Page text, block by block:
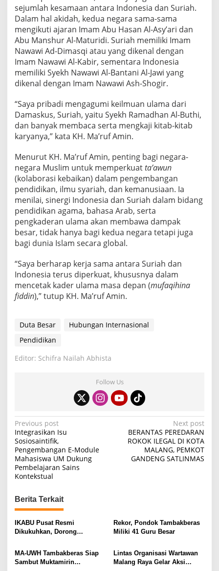
sejumlah kesamaan antara Indonesia dan Suriah.
Dalam hal akidah, kedua negara sama-sama
mengikuti ajaran Imam Abu Hasan Al-Asy’ari dan
Abu Manshur Al-Maturidi. Suriah memiliki Imam
Nawawi Ad-Dimasqi atau yang dikenal dengan
Imam Nawawi Al-Kabir, sementara Indonesia
memiliki Syekh Nawawi Al-Bantani Al-Jawi yang
dikenal dengan Imam Nawawi Ash-Shogir.
“Saya pribadi mengagumi keilmuan ulama dari
Damaskus, Suriah, yaitu Syekh Ramadhan Al-Buthi,
dan banyak membaca serta mengkaji kitab-kitab
karyanya,” kata KH. Ma’ruf Amin.
Menurut KH. Ma’ruf Amin, penting bagi negara-
negara Muslim untuk memperkuatta’awun
(kolaborasi kebaikan) dalam pengembangan
pendidikan, ilmu syariah, dan kemanusiaan. Ia
menilai, sinergi Indonesia dan Suriah dalam bidang
pendidikan agama, bahasa Arab, serta
pengkaderan ulama akan membawa dampak
besar, tidak hanya bagi kedua negara tetapi juga
bagi dunia Islam secara global.
“Saya berharap kerja sama antara Suriah dan
Indonesia terus diperkuat, khususnya dalam
mencetak kader ulama masa depan (mufaqihina
fiddin),” tutup KH. Ma’ruf Amin.
Duta Besar
Hubungan Internasional
Pendidikan
Editor: Schifra Nailah Abhista
Follow Us
P
o
s
t
n
a
v
i
g
a
t
Previous post
Integrasikan Isu
Sosiosaintifik,
Pengembangan E-Module
Mahasiswa UM Dukung
Pembelajaran Sains
Kontekstual
Next post
BERANTAS PEREDARAN
ROKOK ILEGAL DI KOTA
MALANG, PEMKOT
GANDENG SATLINMAS
Berita Terkait
IKABU Pusat Resmi
Dikukuhkan, Dorong
Alumni
Rekor, Pondok Tambakberas
Miliki 41 Guru Besar
MA-UWH Tambakberas Siap
Sambut Muktamirin
Lintas Organisasi Wartawan
Malang Raya Gelar Aksi